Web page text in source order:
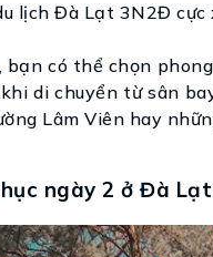
lịch Đà Lạt 3N2Đ cực
bạn có thể chọn
di chuyển từ sân
Lâm Viên hay
ngày 2 ở Đà